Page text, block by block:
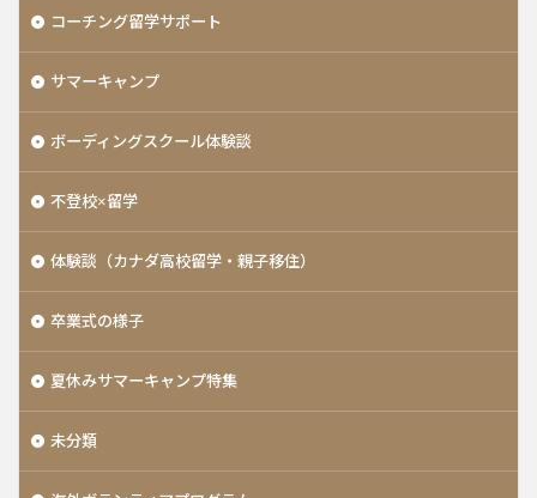
コーチング留学サポート
サマーキャンプ
ボーディングスクール体験談
不登校×留学
体験談（カナダ高校留学・親子移住）
卒業式の様子
夏休みサマーキャンプ特集
未分類